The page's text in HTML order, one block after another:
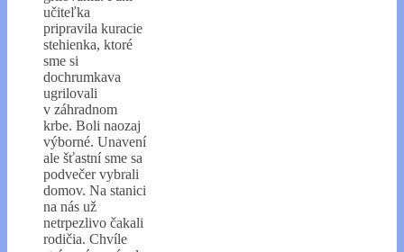
učiteľka
pripravila kuracie
stehienka, ktoré
sme si
dochrumkava
ugrilovali
v záhradnom
krbe. Boli naozaj
výborné. Unavení
ale šťastní sme sa
podvečer vybrali
domov. Na stanici
na nás už
netrpezlivo čakali
rodičia. Chvíle